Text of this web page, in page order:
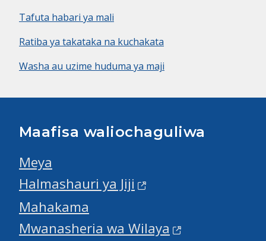
Tafuta habari ya mali
Ratiba ya takataka na kuchakata
Washa au uzime huduma ya maji
Maafisa waliochaguliwa
Meya
Halmashauri ya Jiji
Mahakama
Mwanasheria wa Wilaya